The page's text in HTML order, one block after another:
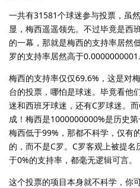
一共有31581个球迷参与投票，虽
显，梅西遥遥领先。不过毕竟是西
的一幕，那就是梅西的支持率居
罗的支持率居然高于
梅西的支持率仅仅69.6%，这是对
台的投票，哪怕是球迷。毕竟看他
迷和西班牙球迷，还有C罗球迷。
成！梅西是1000000000%是历史
梅西低于99%，那都不科学，仅有
的，而不是C罗。C罗客观上被提
于0%的支持率，都毫无逻辑可言。
这个投票的项目本身就不科学，你